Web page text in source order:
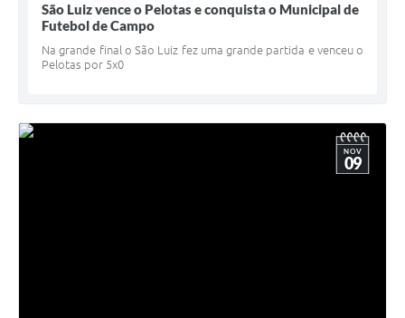
São Luiz vence o Pelotas e conquista o Municipal de
Futebol de Campo
Na grande final o São Luiz fez uma grande partida e venceu o
Pelotas por 5x0
NOV
09